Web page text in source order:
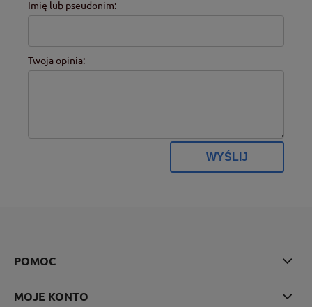
Imię lub pseudonim:
Twoja opinia:
WYŚLIJ
POMOC
MOJE KONTO